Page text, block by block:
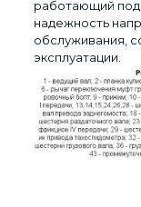
работающий под
надежность
обслуживания,
эксплуатации.